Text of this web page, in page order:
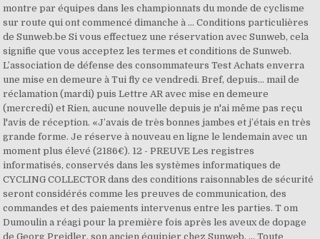
montre par équipes dans les championnats du monde de cyclisme
sur route qui ont commencé dimanche à … Conditions particulières
de Sunweb.be Si vous effectuez une réservation avec Sunweb, cela
signifie que vous acceptez les termes et conditions de Sunweb.
L’association de défense des consommateurs Test Achats enverra
une mise en demeure à Tui fly ce vendredi. Bref, depuis... mail de
réclamation (mardi) puis Lettre AR avec mise en demeure
(mercredi) et Rien, aucune nouvelle depuis je n'ai même pas reçu
l'avis de réception. «J’avais de très bonnes jambes et j’étais en très
grande forme. Je réserve à nouveau en ligne le lendemain avec un
moment plus élevé (2186€). 12 - PREUVE Les registres
informatisés, conservés dans les systèmes informatiques de
CYCLING COLLECTOR dans des conditions raisonnables de sécurité
seront considérés comme les preuves de communication, des
commandes et des paiements intervenus entre les parties. T om
Dumoulin a réagi pour la première fois après les aveux de dopage
de Georg Preidler, son ancien équipier chez Sunweb. ... Toute